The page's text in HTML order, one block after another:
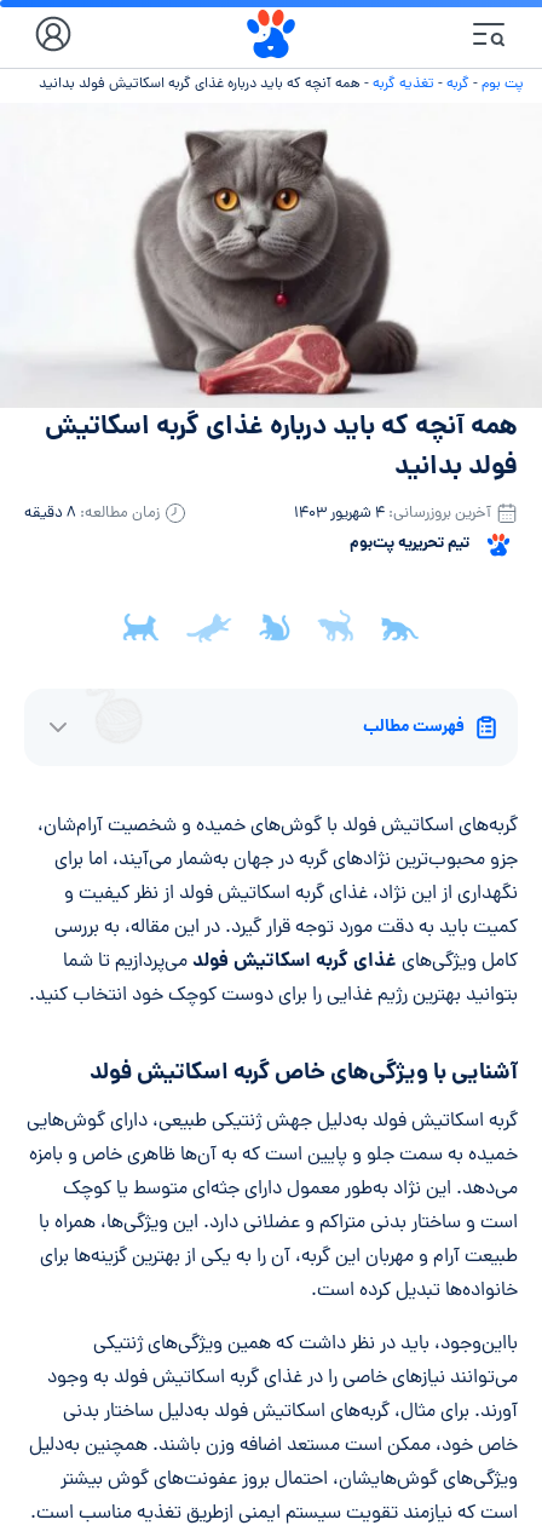
پت بوم-گربه- تغذیه گربه- همه آنچه که باید درباره غذای گربه اسکاتیش فولد بدانید
همه آنچه که باید درباره غذای گربه اسکاتیش
فولد بدانید
تیم تحریریه پت‌بوم
آخرین بروزرسانی: ۴ شهریور ۱۴۰۳ زمان مطالعه: ۸ دقیقه
فهرست مطالب
گربه‌های اسکاتیش فولد با گوش‌های خمیده و شخصیت آرام‌شان،
جزو محبوب‌ترین نژادهای گربه در جهان به‌شمار می‌آیند، اما برای
نگهداری از این نژاد، غذای گربه اسکاتیش فولد از نظر کیفیت و
کمیت باید به دقت مورد توجه قرار گیرد. در این مقاله، به بررسی
کامل ویژگی‌های غذای گربه اسکاتیش فولد می‌پردازیم تا شما
بتوانید بهترین رژیم غذایی را برای دوست کوچک خود انتخاب کنید.
آشنایی با ویژگی‌های خاص گربه اسکاتیش فولد
گربه اسکاتیش فولد به‌دلیل جهش ژنتیکی طبیعی، دارای گوش‌هایی
خمیده به سمت جلو و پایین است که به آن‌ها ظاهری خاص و بامزه
می‌دهد. این نژاد به‌طور معمول دارای جثه‌ای متوسط یا کوچک
است و ساختار بدنی متراکم و عضلانی دارد. این ویژگی‌ها، همراه با
طبیعت آرام و مهربان این گربه، آن را به یکی از بهترین گزینه‌ها برای
خانواده‌ها تبدیل کرده است.
بااین‌وجود، باید در نظر داشت که همین ویژگی‌های ژنتیکی
می‌توانند نیازهای خاصی را در غذای گربه اسکاتیش فولد به وجود
آورند. برای مثال، گربه‌های اسکاتیش فولد به‌دلیل ساختار بدنی
خاص خود، ممکن است مستعد اضافه وزن باشند. همچنین به‌دلیل
ویژگی‌های گوش‌هایشان، احتمال بروز عفونت‌های گوش بیشتر
است که نیازمند تقویت سیستم ایمنی ازطریق تغذیه مناسب است.